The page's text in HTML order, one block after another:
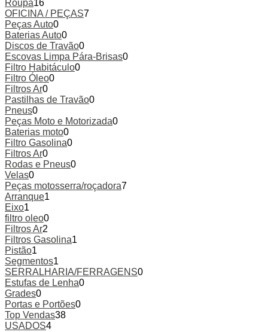
Roupa16
OFICINA / PEÇAS7
Peças Auto0
Baterias Auto0
Discos de Travão0
Escovas Limpa Pára-Brisas0
Filtro Habitáculo0
Filtro Óleo0
Filtros Ar0
Pastilhas de Travão0
Pneus0
Peças Moto e Motorizada0
Baterias moto0
Filtro Gasolina0
Filtros Ar0
Rodas e Pneus0
Velas0
Peças motosserra/roçadora7
Arranque1
Eixo1
filtro oleo0
Filtros Ar2
Filtros Gasolina1
Pistão1
Segmentos1
SERRALHARIA/FERRAGENS0
Estufas de Lenha0
Grades0
Portas e Portões0
Top Vendas38
USADOS4